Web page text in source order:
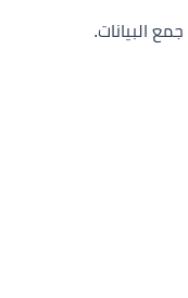
البيانات.